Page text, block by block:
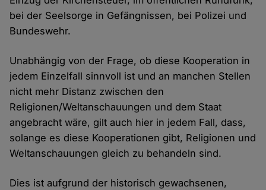
bei der Seelsorge in Gefängnissen, bei Polizei und
Bundeswehr.
Unabhängig von der Frage, ob diese Kooperation in
jedem Einzelfall sinnvoll ist und an manchen Stellen
nicht mehr Distanz zwischen den
Religionen/Weltanschauungen und dem Staat
angebracht wäre, gilt auch hier in jedem Fall, dass,
solange es diese Kooperationen gibt, Religionen und
Weltanschauungen gleich zu behandeln sind.
Dies ist aufgrund der historisch gewachsenen,